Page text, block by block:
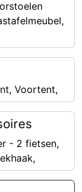
Voortent,
- 2 fietsen,